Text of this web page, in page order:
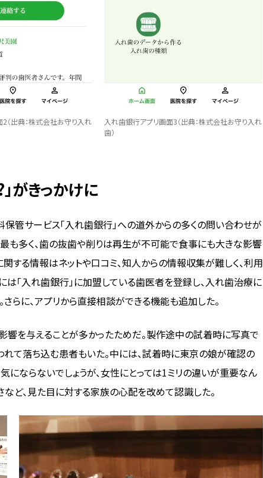
（出典：株式会社お守り入れ
入れ歯銀行アプリ画面3（出典：株式会社お守り入れ
歯）
がきっかけに
管サービス「入れ歯銀行」への道外からの多くの問い合わせが
最も多く、歯の抜歯や削りは再生が不可能で食事にも大きな影響
する情報はネットや口コミ、知人からの情報収集が難しく、利用
「入れ歯銀行」に加盟している歯医者を登録し、入れ歯治療に
らに、アプリから直接相談ができる機能も追加した。
を与えることが多かったためだ。製作途中の試着時に写真で
れて落ち込む患者もいた。中には、試着時に東京の娘が確認の
ならないでしょうが、女性にとっては1ミリの違いが重要なん
ど、見た目に対する家族の心配を改めて認識した。